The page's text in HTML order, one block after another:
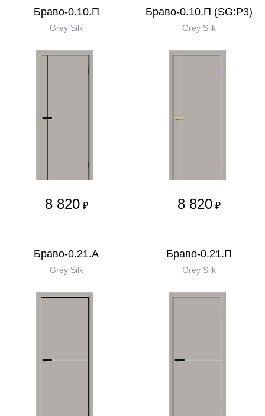
Браво-0.10.П
Grey Silk
8 820 ₽
Браво-0.10.П (SG:P3)
Grey Silk
8 820 ₽
Браво-0.21.А
Grey Silk
Браво-0.21.П
Grey Silk